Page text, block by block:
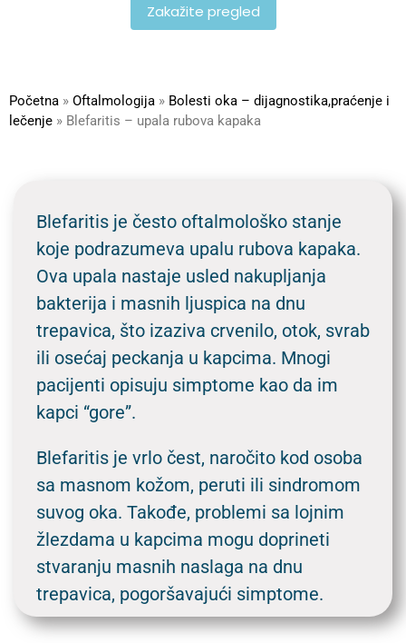
Zakažite pregled
Početna » Oftalmologija » Bolesti oka – dijagnostika,praćenje i
lečenje » Blefaritis – upala rubova kapaka
Blefaritis je često oftalmološko stanje
koje podrazumeva upalu rubova kapaka.
Ova upala nastaje usled nakupljanja
bakterija i masnih ljuspica na dnu
trepavica, što izaziva crvenilo, otok, svrab
ili osećaj peckanja u kapcima. Mnogi
pacijenti opisuju simptome kao da im
kapci “gore”.
Blefaritis je vrlo čest, naročito kod osoba
sa masnom kožom, peruti ili sindromom
suvog oka. Takođe, problemi sa lojnim
žlezdama u kapcima mogu doprineti
stvaranju masnih naslaga na dnu
trepavica, pogoršavajući simptome.